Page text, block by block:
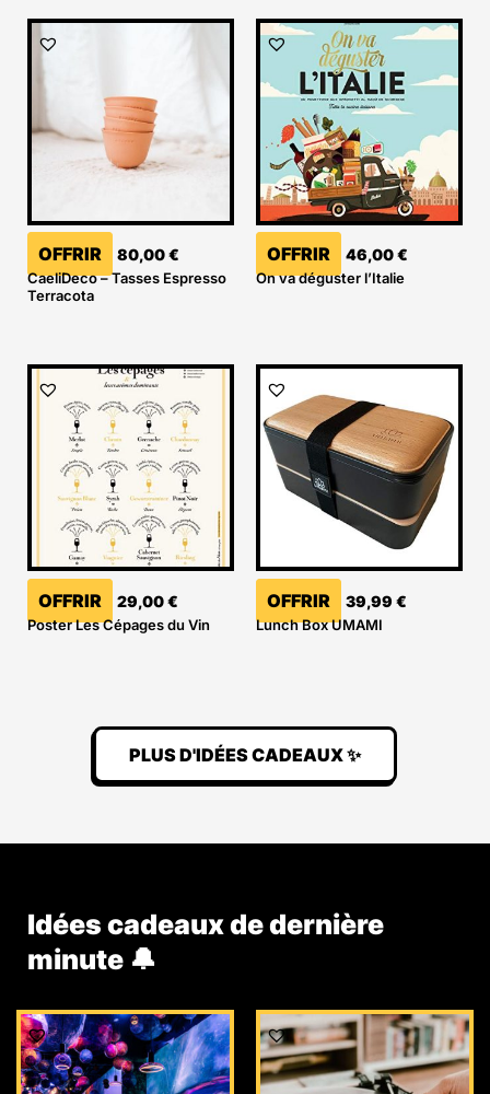
OFFRIR 80,00€
CaeliDeco – Tasses Espresso
Terracota
OFFRIR 46,00€
On va déguster l’Italie
OFFRIR 29,00€
Poster Les Cépages du Vin
OFFRIR 39,99 €
Lunch Box UMAMI
PLUS D'IDÉES CADEAUX ✨
Idées cadeaux de dernière
minute 🔔